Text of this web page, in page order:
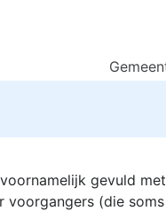
gevuld met
voorgangers (die